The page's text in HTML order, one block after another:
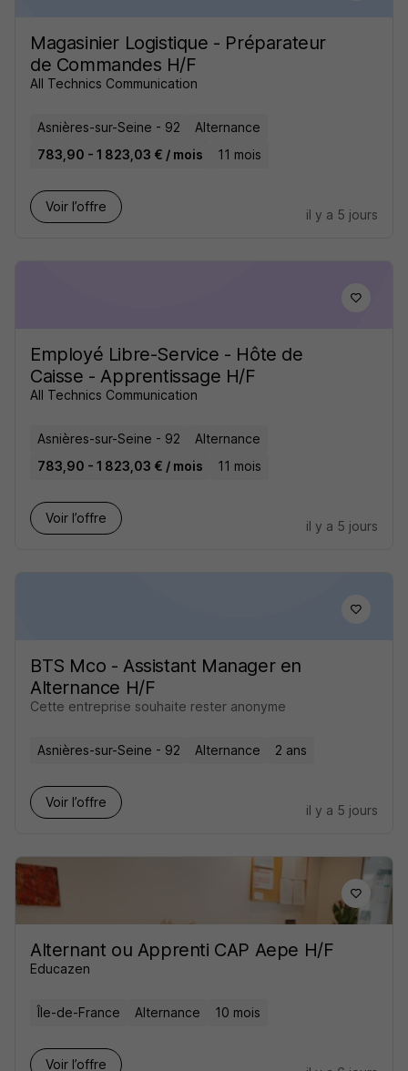
Magasinier Logistique - Préparateur
de Commandes H/F
All Technics Communication
Asnières-sur-Seine - 92
Alternance
783,90 - 1 823,03 € / mois
11 mois
Voir l’offre
il y a 5 jours
Employé Libre-Service - Hôte de
Caisse - Apprentissage H/F
All Technics Communication
Asnières-sur-Seine - 92
Alternance
783,90 - 1 823,03 € / mois
11 mois
Voir l’offre
il y a 5 jours
BTS Mco - Assistant Manager en
Alternance H/F
Cette entreprise souhaite rester anonyme
Asnières-sur-Seine - 92 Alternance 2 ans
Voir l’offre
il y a 5 jours
Alternant ou Apprenti CAP Aepe H/F
Educazen
Île-de-France Alternance 10 mois
Voir l’offre